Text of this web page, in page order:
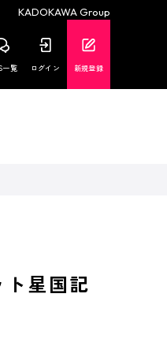
KADOKAWA Group
一覧 ログイン 新規登録
星国記